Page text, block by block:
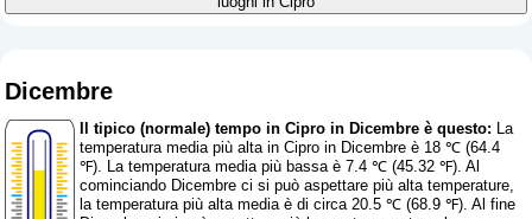
Dicembre
Il tipico (normale) tempo in Cipro in Dicembre è questo: La
temperatura media più alta in Cipro in Dicembre è 18 ℃ (64.4
℉). La temperatura media più bassa è 7.4 ℃ (45.32 ℉). Al
cominciando Dicembre ci si può aspettare più alta temperature,
la temperatura più alta media è di circa 20.5 ℃ (68.9 ℉). Al fine